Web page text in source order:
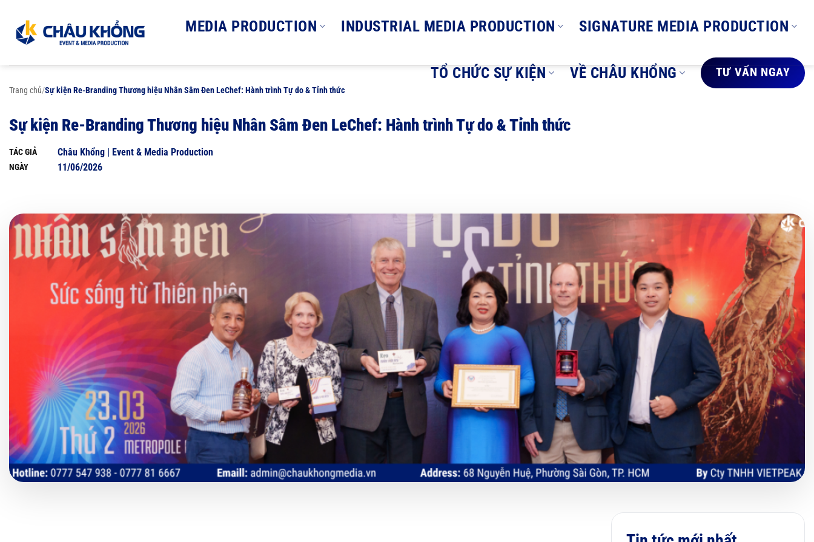
MEDIA PRODUCTION INDUSTRIAL MEDIA PRODUCTION SIGNATURE MEDIA PRODUCTION
TỔ CHỨC SỰ KIỆN VỀ CHÂU KHỔNG TƯ VẤN NGAY
Trang chủ/Sự kiện Re-Branding Thương hiệu Nhân Sâm Đen LeChef: Hành trình Tự do & Tỉnh thức
Sự kiện Re-Branding Thương hiệu Nhân Sâm Đen LeChef: Hành trình Tự do & Tỉnh thức
TÁC GIẢ Châu Khổng | Event & Media Production
NGÀY 11/06/2026